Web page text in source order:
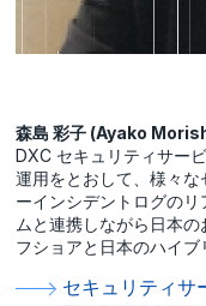
森島 彩子 (Ayako
DXC セキュリティサー
運用をとおして、様々
ーインシデントログの
ムと連携しながら日本
フショアと日本のハイブ
セキュリティサ